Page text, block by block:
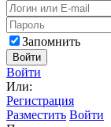
Запомнить
Войти
Войти
Или:
Регистрация
Разместить Войти